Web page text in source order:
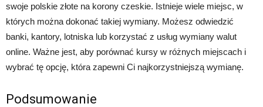
swoje polskie złote na korony czeskie. Istnieje wiele miejsc, w
których można dokonać takiej wymiany. Możesz odwiedzić
banki, kantory, lotniska lub korzystać z usług wymiany walut
online. Ważne jest, aby porównać kursy w różnych miejscach i
wybrać tę opcję, która zapewni Ci najkorzystniejszą wymianę.
Podsumowanie